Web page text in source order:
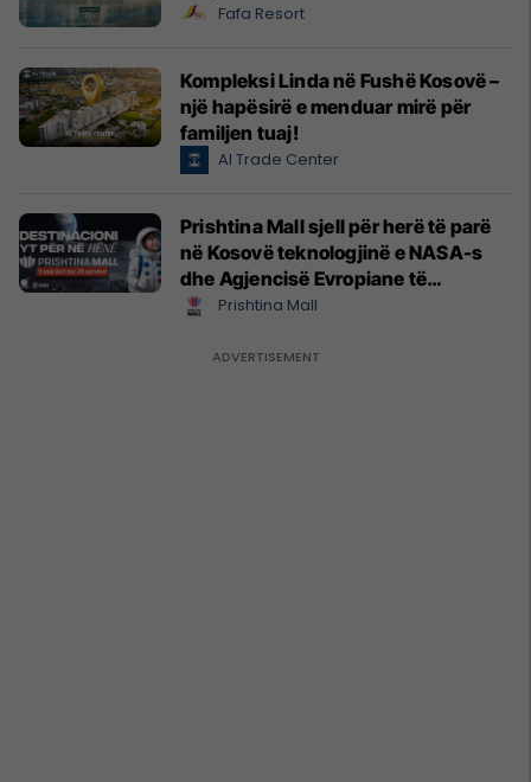
Fafa Resort
Kompleksi Linda në Fushë Kosovë –
një hapësirë e menduar mirë për
familjen tuaj!
Al Trade Center
Prishtina Mall sjell për herë të parë
në Kosovë teknologjinë e NASA-s
dhe Agjencisë Evropiane të
Hapësirës (ESA)
Prishtina Mall